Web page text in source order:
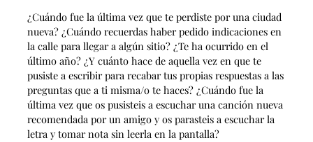
¿Cuándo fue la última vez que te perdiste por una ciudad
nueva? ¿Cuándo recuerdas haber pedido indicaciones en
la calle para llegar a algún sitio? ¿Te ha ocurrido en el
último año? ¿Y cuánto hace de aquella vez en que te
pusiste a escribir para recabar tus propias respuestas a las
preguntas que a ti misma/o te haces? ¿Cuándo fue la
última vez que os pusisteis a escuchar una canción nueva
recomendada por un amigo y os parasteis a escuchar la
letra y tomar nota sin leerla en la pantalla?